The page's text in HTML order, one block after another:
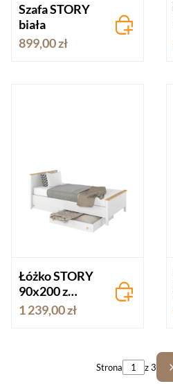
Szafa STORY
biała
899,00 zł
Łóżko STORY
90x200 z
materacam
1 239,00 zł
Strona z 3